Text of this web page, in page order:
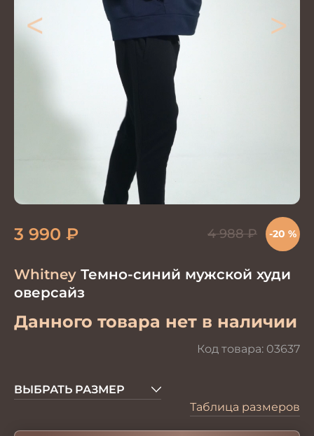
< >
Whitney Темно-синий мужской худи
оверсайз
Данного товара нет в наличии
Код товара: 03637
3 990 ₽ 4 988₽ -20 %
ВЫБРАТЬ РАЗМЕР
Таблица размеров